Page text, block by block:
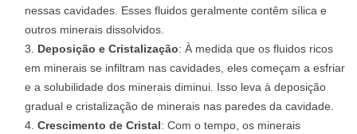
nessas cavidades. Esses fluidos geralmente contêm sílica e
outros minerais dissolvidos.
Deposição e Cristalização: À medida que os fluidos ricos
em minerais se infiltram nas cavidades, eles começam a esfriar
e a solubilidade dos minerais diminui. Isso leva à deposição
gradual e cristalização de minerais nas paredes da cavidade.
Crescimento de Cristal: Com o tempo, os minerais